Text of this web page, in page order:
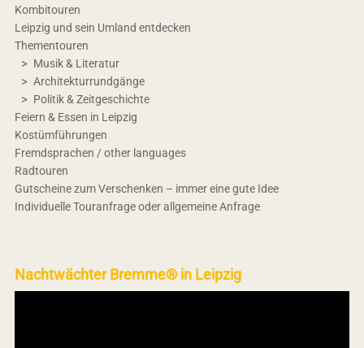
Kombitouren
Leipzig und sein Umland entdecken
Thementouren
Musik & Literatur
Architekturrundgänge
Politik & Zeitgeschichte
Feiern & Essen in Leipzig
Kostümführungen
Fremdsprachen / other languages
Radtouren
Gutscheine zum Verschenken – immer eine gute Idee
Individuelle Touranfrage oder allgemeine Anfrage
Nachtwächter Bremme® in Leipzig